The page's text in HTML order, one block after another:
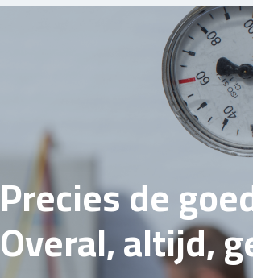
Precies de
Overal, altijd,